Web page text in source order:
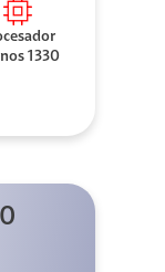
1330